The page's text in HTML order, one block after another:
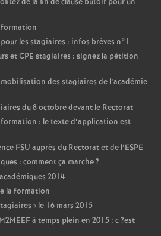
les stagiaires : infos brèves n°1
etCPE stagiaires : signez la pétition
des stagiaires de l’académie
du 8 octobre devant le Rectorat
: le texte d’application est
FSU auprès du Rectorat et de l’ESPE
: comment ça marche?
2014
la formation
» le 16 mars 2015
M2MEEFà temps plein en 2015 : c?est